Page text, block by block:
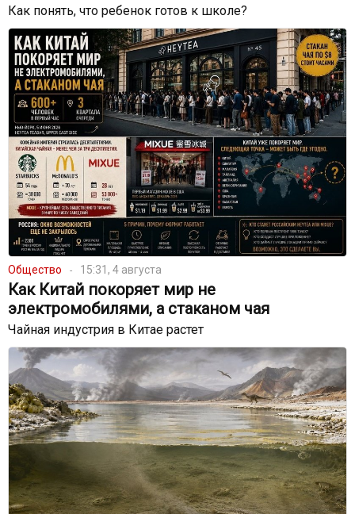
Как понять, что ребенок готов к школе?
Общество 15:31, 4 августа
Как Китай покоряет мир не
электромобилями, а стаканом чая
Чайная индустрия в Китае растет